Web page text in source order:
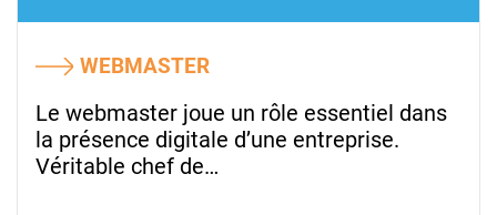
WEBMASTER
Le webmaster joue un rôle essentiel dans
la présence digitale d’une entreprise.
Véritable chef de…